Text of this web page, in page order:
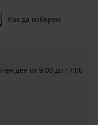
Как да изберем
ден от 9:00 до 17:00